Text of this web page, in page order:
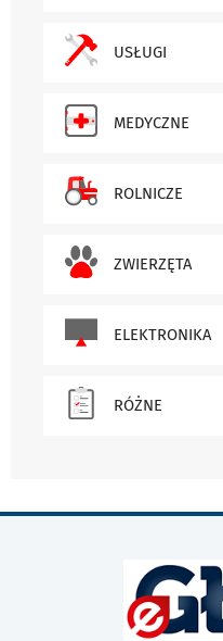
USŁUGI
MEDYCZNE
ROLNICZE
ZWIERZĘTA
ELEKTRONIKA
RÓŻNE